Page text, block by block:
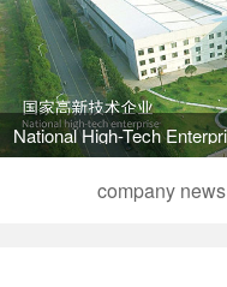
company news